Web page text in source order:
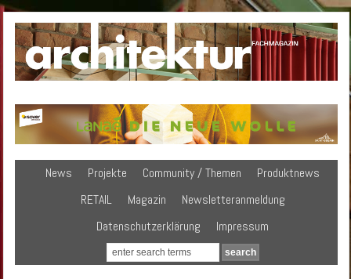
News Projekte Community / Themen
Produktnews
RETAIL
Magazin
Newsletteranmeldung
Datenschutzerklärung
Impressum